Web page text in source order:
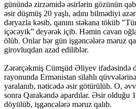
günündə zirzəmidə əsirlərin gözünün
əsir düşmüş 20 yaşlı, adını bilmədiyi
dəryazla kəsib, qanını stəkana töküb
içəcəyik” deyərək içib. Həmin cavan
ölüb. Onlar hər gün işgəncələrə məruz
girovluqdan azad ediliblər.
Zərərçəkmiş Cümşüd Əliyev ifadəsində
rayonunda Ermənistan silahlı
yaralanıb, nəticədə əsir götürülüb. O,
sonra Qarakəndə apardılar. Əsir olduğu
döyülüb, işgəncələrə məruz qalıb.